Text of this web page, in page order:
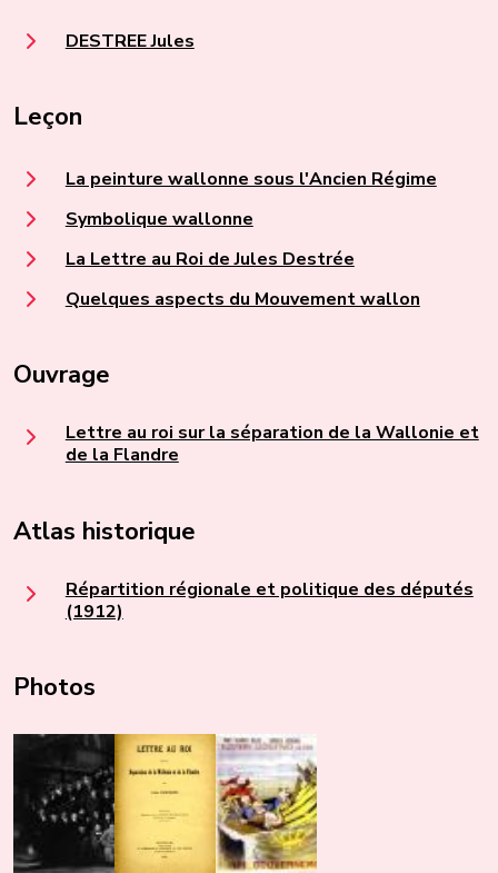
DESTREE Jules
Leçon
La peinture wallonne sous l'Ancien Régime
Symbolique wallonne
La Lettre au Roi de Jules Destrée
Quelques aspects du Mouvement wallon
Ouvrage
Lettre au roi sur la séparation de la Wallonie et
de la Flandre
Atlas historique
Répartition régionale et politique des députés
(1912)
Photos